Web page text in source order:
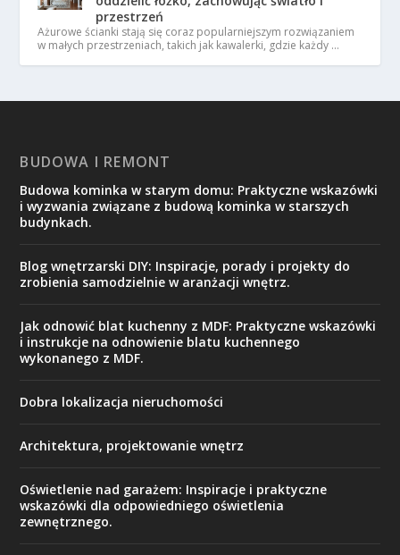
przestrzeń
Ażurowe ścianki stają się coraz popularniejszym rozwiązaniem
w małych przestrzeniach, takich jak kawalerki, gdzie każdy …
BUDOWA I REMONT
Budowa kominka w starym domu: Praktyczne wskazówki
i wyzwania związane z budową kominka w starszych
budynkach.
Blog wnętrzarski DIY: Inspiracje, porady i projekty do
zrobienia samodzielnie w aranżacji wnętrz.
Jak odnowić blat kuchenny z MDF: Praktyczne wskazówki
i instrukcje na odnowienie blatu kuchennego
wykonanego z MDF.
Dobra lokalizacja nieruchomości
Architektura, projektowanie wnętrz
Oświetlenie nad garażem: Inspiracje i praktyczne
wskazówki dla odpowiedniego oświetlenia
zewnętrznego.